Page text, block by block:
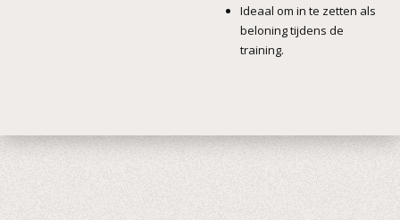
Ideaal om in te zetten als
beloning tijdens de
training.